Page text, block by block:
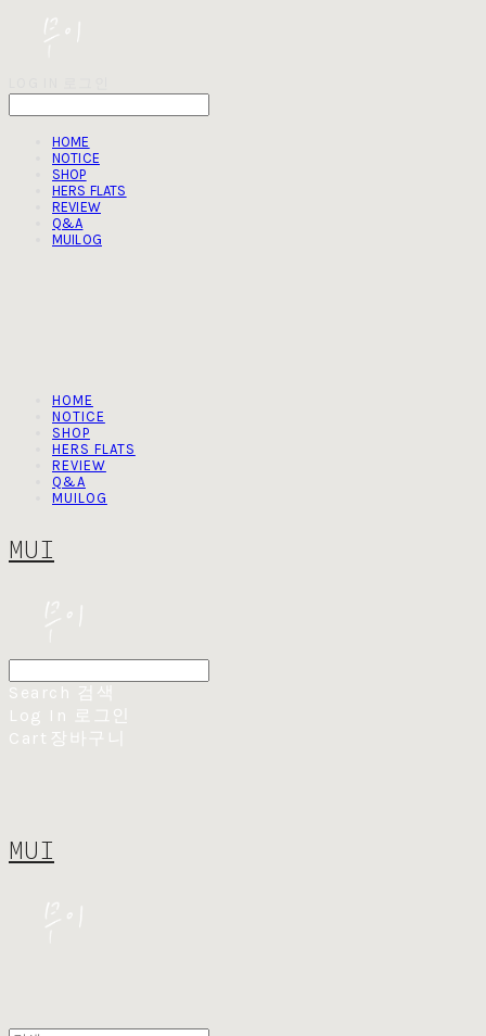
HOME
NOTICE
SHOP
HERS FLATS
REVIEW
Q&A
MUILOG
HOME
NOTICE
SHOP
HERS FLATS
REVIEW
Q&A
MUILOG
MUI
Search 검색
Log In 로그인
Cart 장바구니
MUI